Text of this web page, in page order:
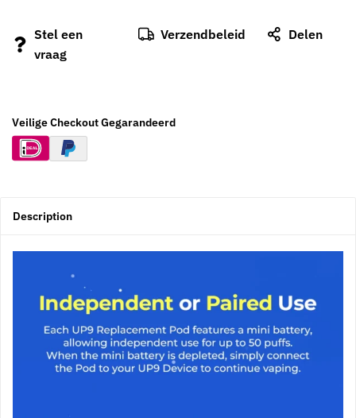
Stel een
vraag
Verzendbeleid Delen
Veilige Checkout Gegarandeerd
Description